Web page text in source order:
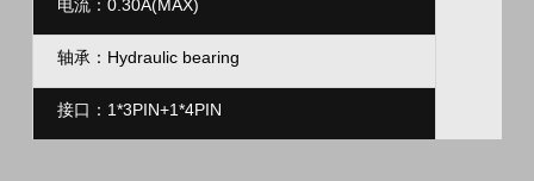
电流：0.30A(MAX)
轴承：Hydraulic bearing
接口：1*3PIN+1*4PIN